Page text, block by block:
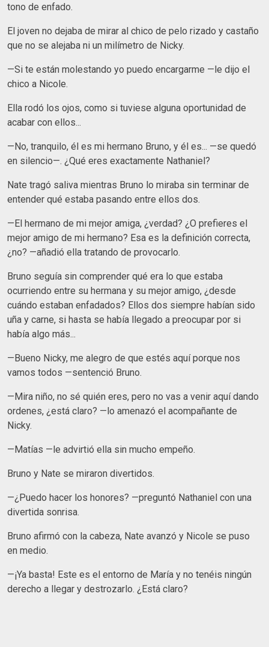
tono de enfado.
El joven no dejaba de mirar al chico de pelo rizado y castaño
que no se alejaba ni un milímetro de Nicky.
—Si te están molestando yo puedo encargarme —le dijo el
chico a Nicole.
Ella rodó los ojos, como si tuviese alguna oportunidad de
acabar con ellos...
—No, tranquilo, él es mi hermano Bruno, y él es... —se quedó
en silencio—. ¿Qué eres exactamente Nathaniel?
Nate tragó saliva mientras Bruno lo miraba sin terminar de
entender qué estaba pasando entre ellos dos.
—El hermano de mi mejor amiga, ¿verdad? ¿O prefieres el
mejor amigo de mi hermano? Esa es la definición correcta,
¿no? —añadió ella tratando de provocarlo.
Bruno seguía sin comprender qué era lo que estaba
ocurriendo entre su hermana y su mejor amigo, ¿desde
cuándo estaban enfadados? Ellos dos siempre habían sido
uña y carne, si hasta se había llegado a preocupar por si
había algo más...
—Bueno Nicky, me alegro de que estés aquí porque nos
vamos todos —sentenció Bruno.
—Mira niño, no sé quién eres, pero no vas a venir aquí dando
ordenes, ¿está claro? —lo amenazó el acompañante de
Nicky.
—Matías —le advirtió ella sin mucho empeño.
Bruno y Nate se miraron divertidos.
—¿Puedo hacer los honores? —preguntó Nathaniel con una
divertida sonrisa.
Bruno afirmó con la cabeza, Nate avanzó y Nicole se puso
en medio.
—¡Ya basta! Este es el entorno de María y no tenéis ningún
derecho a llegar y destrozarlo. ¿Está claro?